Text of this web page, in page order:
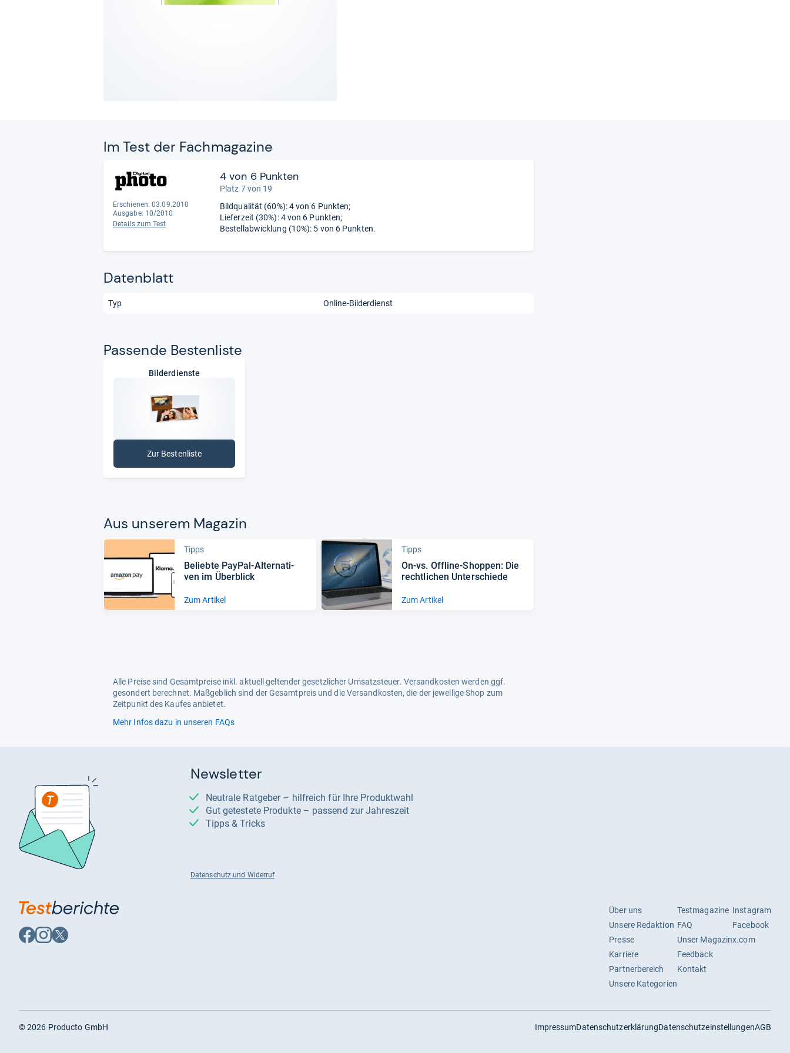
Im Test der Fach­ma­ga­zine
Erschienen: 03.09.2010
Ausgabe: 10/2010
Details zum Test
4 von 6 Punkten
Platz 7 von 19
Bildqualität (60%): 4 von 6 Punkten;
Lieferzeit (30%): 4 von 6 Punkten;
Bestellabwicklung (10%): 5 von 6 Punkten.
Datenblatt
Typ Online-Bilderdienst
Pas­sende Bes­ten­liste
Bilderdienste
Zur Bestenliste
: Bilderdienste
Aus unse­rem Maga­zin
Tipps
Beliebte PayPal-​Alter­na­ti­
ven im Über­blick
Zum Artikel
Tipps
On-​vs. Off­line-​Shop­pen: Die
recht­li­chen Unter­schiede
Zum Artikel
Alle Preise sind Gesamtpreise inkl. aktuell geltender gesetzlicher Umsatzsteuer. Versandkosten werden ggf.
gesondert berechnet. Maßgeblich sind der Gesamtpreis und die Versandkosten, die der jeweilige Shop zum
Zeitpunkt des Kaufes anbietet.
Mehr Infos dazu in unseren FAQs
Newsletter
Neutrale Ratgeber – hilfreich für Ihre Produktwahl
Gut getestete Produkte – passend zur Jahreszeit
Tipps & Tricks
Datenschutz und Widerruf
Auf
Facebook
Auf
Instagram
Auf
X
Über uns
Unsere Redaktion
Presse
Karriere
Partnerbereich
Unsere Kategorien
Testmagazine
FAQ
Unser Magazin
Feedback
Kontakt
Instagram
Facebook
x.com
ImpressumDatenschutzerklärungDatenschutzeinstellungenAGB
©2026 Producto GmbH